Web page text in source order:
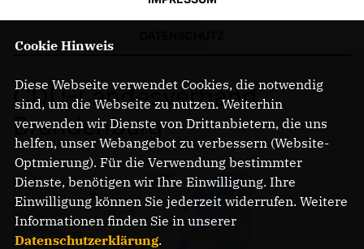
CDU-Landesverband
Brandenburg
Cookie Hinweis
Diese Webseite verwendet Cookies, die notwendig
sind, um die Webseite zu nutzen. Weiterhin
verwenden wir Dienste von Drittanbietern, die uns
helfen, unser Webangebot zu verbessern (Website-
Optmierung). Für die Verwendung bestimmter
Dienste, benötigen wir Ihre Einwilligung. Ihre
Einwilligung können Sie jederzeit widerrufen. Weitere
Informationen finden Sie in unserer
Datenschutzerklärung.